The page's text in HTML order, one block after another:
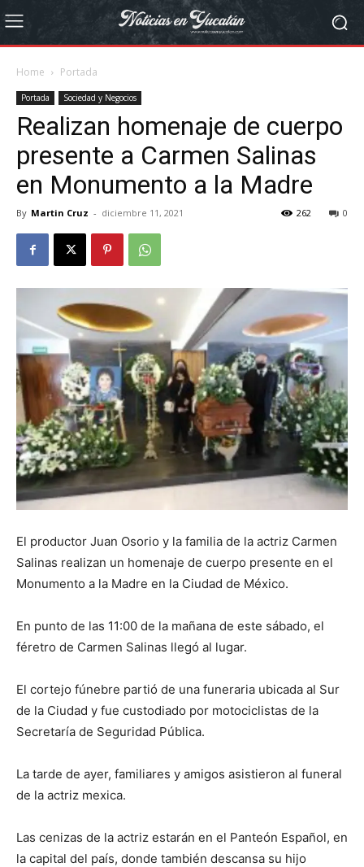
Home Portada
Portada Sociedad y Negocios
Realizan homenaje de cuerpo
presente a Carmen Salinas
en Monumento a la Madre
By Martin Cruz - diciembre 11, 2021 0
262
El productor Juan Osorio y la familia de la actriz Carmen
Salinas realizan un homenaje de cuerpo presente en el
Monumento a la Madre en la Ciudad de México.
En punto de las 11:00 de la mañana de este sábado, el
féretro de Carmen Salinas llegó al lugar.
El cortejo fúnebre partió de una funeraria ubicada al Sur
de la Ciudad y fue custodiado por motociclistas de la
Secretaría de Seguridad Pública.
La tarde de ayer, familiares y amigos asistieron al funeral
de la actriz mexica.
Las cenizas de la actriz estarán en el Panteón Español, en
la capital del país, donde también descansa su hijo